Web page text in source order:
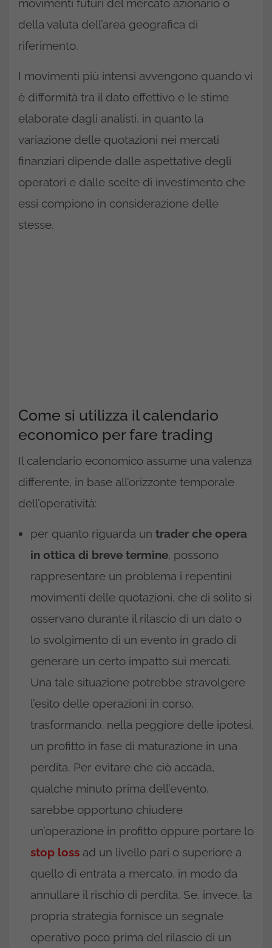
movimenti futuri del mercato azionario o
della valuta dell’area geografica di
riferimento.
I movimenti più intensi avvengono quando vi
è difformità tra il dato effettivo e le stime
elaborate dagli analisti, in quanto la
variazione delle quotazioni nei mercati
finanziari dipende dalle aspettative degli
operatori e dalle scelte di investimento che
essi compiono in considerazione delle
stesse.
Come si utilizza il calendario
economico per fare trading
Il calendario economico assume una valenza
differente, in base all’orizzonte temporale
dell’operatività:
per quanto riguarda un trader che opera
in ottica di breve termine, possono
rappresentare un problema i repentini
movimenti delle quotazioni, che di solito si
osservano durante il rilascio di un dato o
lo svolgimento di un evento in grado di
generare un certo impatto sui mercati.
Una tale situazione potrebbe stravolgere
l’esito delle operazioni in corso,
trasformando, nella peggiore delle ipotesi,
un profitto in fase di maturazione in una
perdita. Per evitare che ciò accada,
qualche minuto prima dell’evento,
sarebbe opportuno chiudere
un’operazione in profitto oppure portare lo
stop loss ad un livello pari o superiore a
quello di entrata a mercato, in modo da
annullare il rischio di perdita. Se, invece, la
propria strategia fornisce un segnale
operativo poco prima del rilascio di un